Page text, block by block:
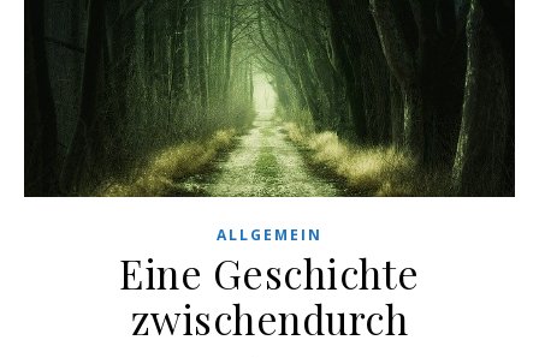
ALLGEMEIN
Eine Geschichte
zwischendurch